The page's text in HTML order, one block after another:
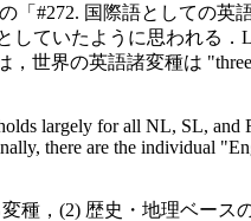
「#272. 国際語としての英
ていたように思われる
世界の英語諸変種は
largely for all NL, SL, and
there are the individual
，(2) 歴史・地理ベース